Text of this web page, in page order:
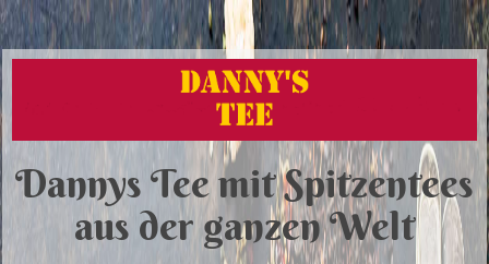
Dannys Tee mit Spitzentees
aus der ganzen Welt